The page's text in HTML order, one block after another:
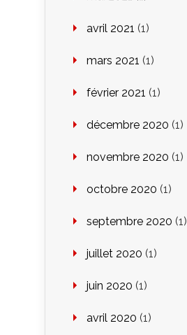
avril 2021 (1)
mars 2021 (1)
février 2021 (1)
décembre 2020 (1)
novembre 2020 (1)
octobre 2020 (1)
septembre 2020 (1)
juillet 2020 (1)
juin 2020 (1)
avril 2020 (1)